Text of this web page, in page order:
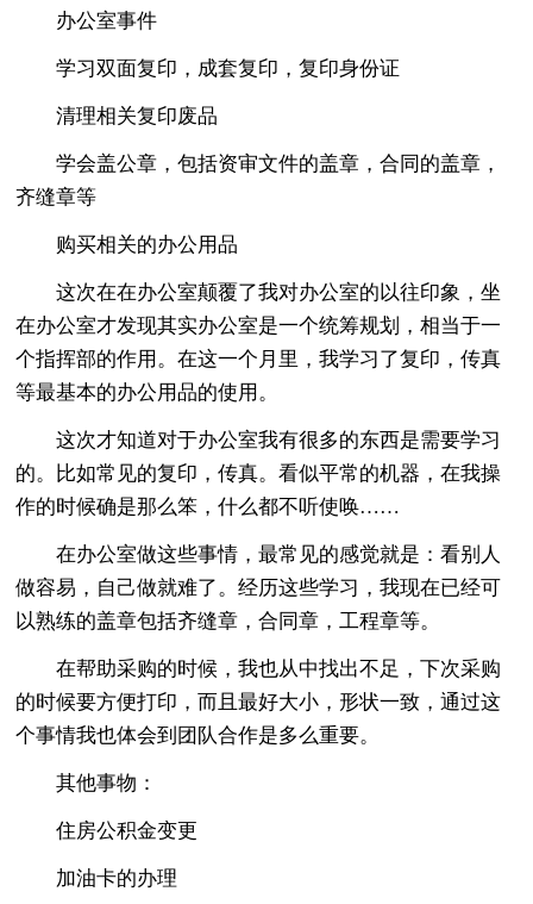
办公室事件
学习双面复印，成套复印，复印身份证
清理相关复印废品
学会盖公章，包括资审文件的盖章，合同的盖章，
齐缝章等
购买相关的办公用品
这次在在办公室颠覆了我对办公室的以往印象，坐
在办公室才发现其实办公室是一个统筹规划，相当于一
个指挥部的作用。在这一个月里，我学习了复印，传真
等最基本的办公用品的使用。
这次才知道对于办公室我有很多的东西是需要学习
的。比如常见的复印，传真。看似平常的机器，在我操
作的时候确是那么笨，什么都不听使唤……
在办公室做这些事情，最常见的感觉就是：看别人
做容易，自己做就难了。经历这些学习，我现在已经可
以熟练的盖章包括齐缝章，合同章，工程章等。
在帮助采购的时候，我也从中找出不足，下次采购
的时候要方便打印，而且最好大小，形状一致，通过这
个事情我也体会到团队合作是多么重要。
其他事物：
住房公积金变更
加油卡的办理